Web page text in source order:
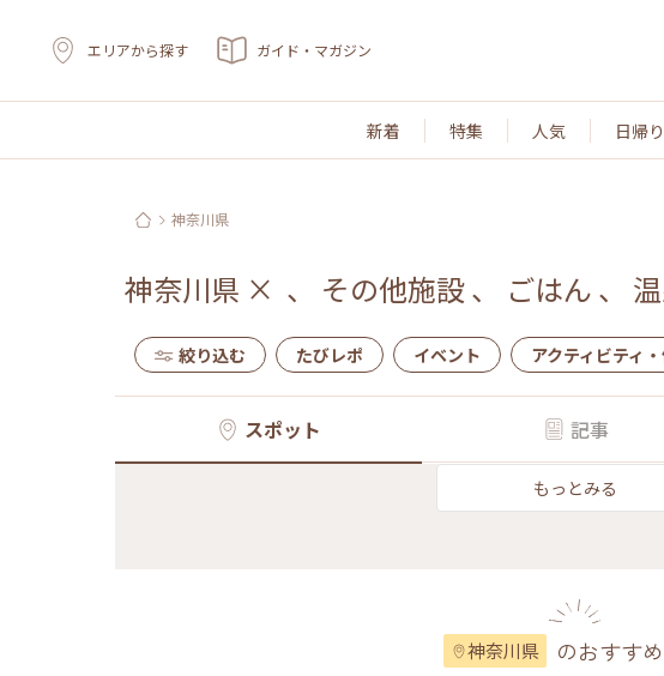
エリアから探す ガイド・マガジン
新着 特集 人気 日帰
神奈川県
神奈川県 × 、 その他施設、 ごはん 、
絞り込む たびレポ イベント アクティビティ
スポット 記事
もっとみる
神奈川県 のおすす